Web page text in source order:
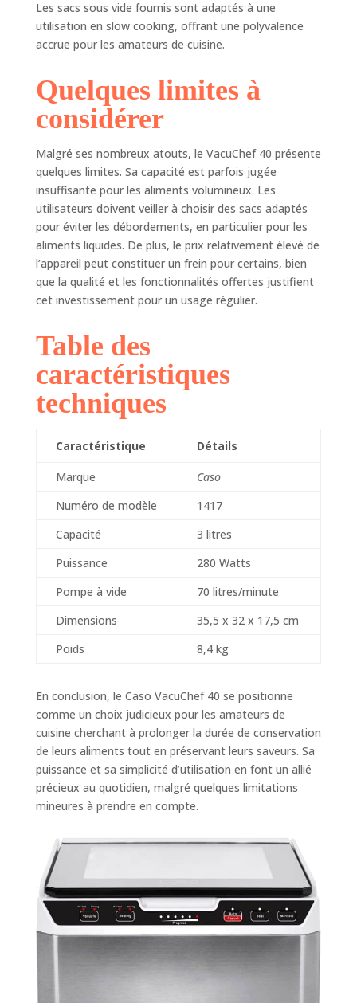
en verre trempé
est transparent et
très résistant. 🌿
SOUDURE - La
double soudure de
sachets jusqu'à 30
cm de large et
permet également
de faire le vide à
l'extérieur de
l'appareil avec des
sachets structurés,
idéaux pour les
aliments
particulièrement
supplémentaire, il
est également
et des sacs Vacu
nécessaire).
Les sacs sous vide fournis sont adaptés à une
utilisation en slow cooking, offrant une polyvalence
accrue pour les amateurs de cuisine.
Quelques limites à
considérer
Malgré ses nombreux atouts, le VacuChef 40 présente
quelques limites. Sa capacité est parfois jugée
insuffisante pour les aliments volumineux. Les
utilisateurs doivent veiller à choisir des sacs adaptés
pour éviter les débordements, en particulier pour les
aliments liquides. De plus, le prix relativement élevé de
l’appareil peut constituer un frein pour certains, bien
que la qualité et les fonctionnalités offertes justifient
cet investissement pour un usage régulier.
Table des
caractéristiques
techniques
Caractéristique Détails
Marque
Caso
Numéro de modèle
1417
Capacité
3 litres
Puissance
280 Watts
Pompe à vide
70 litres/minute
Dimensions
35,5 x 32 x 17,5 cm
Poids
8,4 kg
En conclusion, le Caso VacuChef 40 se positionne
comme un choix judicieux pour les amateurs de
cuisine cherchant à prolonger la durée de conservation
de leurs aliments tout en préservant leurs saveurs. Sa
puissance et sa simplicité d’utilisation en font un allié
précieux au quotidien, malgré quelques limitations
mineures à prendre en compte.